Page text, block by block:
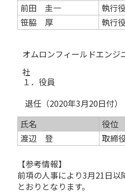
前田 圭一
執行
笹脇 厚
執行
オムロンフィールドエンジ
社
１．役員
退任（2020年3月20日付）
氏名
役位
渡辺 登
取締
【参考情報】
前項の人事により3月21日以
とおりとなります。